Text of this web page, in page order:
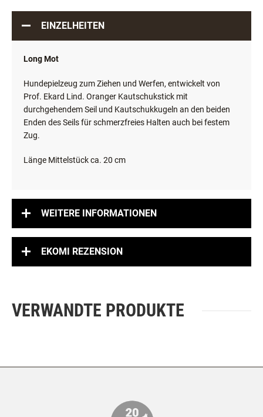
EINZELHEITEN
Long Mot
Hundepielzeug zum Ziehen und Werfen, entwickelt von
Prof. Ekard Lind. Oranger Kautschukstick mit
durchgehendem Seil und Kautschukkugeln an den beiden
Enden des Seils für schmerzfreies Halten auch bei festem
Zug.
Länge Mittelstück ca. 20 cm
WEITERE INFORMATIONEN
EKOMI REZENSION
VERWANDTE PRODUKTE